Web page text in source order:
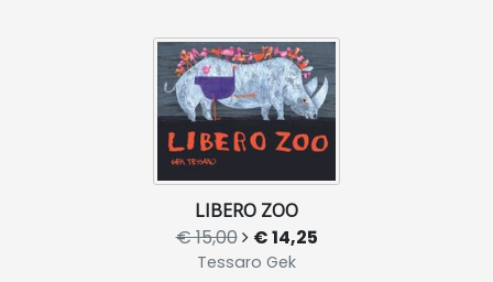
LIBERO ZOO
€ 15,00 € 14,25
Tessaro Gek